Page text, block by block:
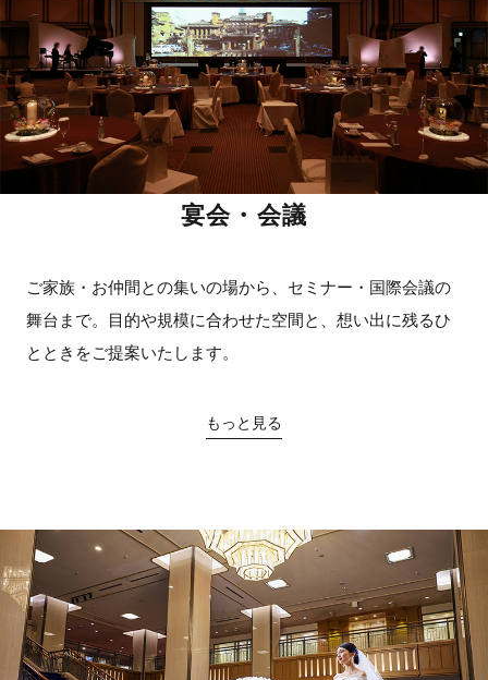
宴会・会議
ご家族・お仲間との集いの場から、セミナー・国際会議の
舞台まで。目的や規模に合わせた空間と、想い出に残るひ
とときをご提案いたします。
もっと見る